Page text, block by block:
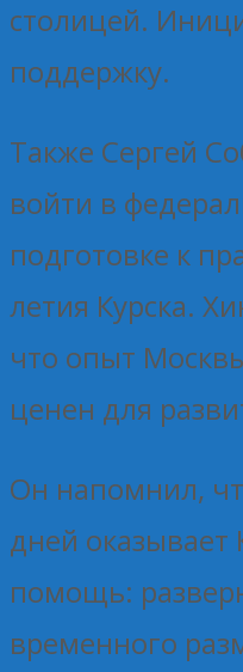
столицей.
поддержку.
Также Сергей
войти в
подготовке к
летия Курска.
что опыт
ценен для
Он напомнил,
дней оказывает
помощь:
временного